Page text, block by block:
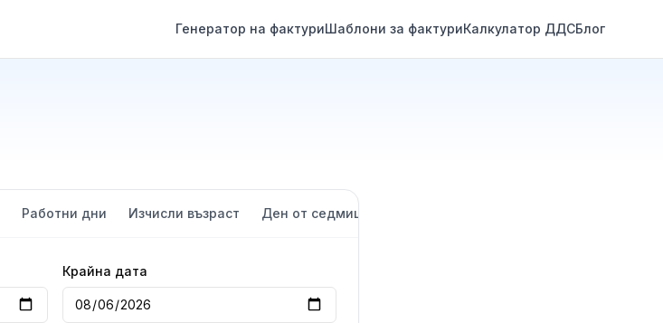
Генератор на фактуриШаблони за фактуриКалкулатор ДДСБлог
Работни дни Изчисли възраст Ден от седмицата
Крайна дата